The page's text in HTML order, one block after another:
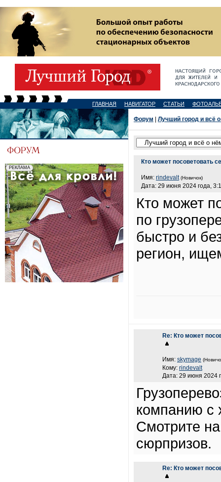
ГЛАВНАЯ НАВИГАТОР СТАТЬИ
Форум Лучший город и всё
Кто может посоветовать
Имя: rindevalt (Новичок)
Дата: 29 июня 2024 года,
Кто может
по
быстро и
регион,
Re: Кто может
Имя: skymage
Кому: rindevalt
Дата: 29 июня 2024
компанию с
Смотрите
сюрпризов.
Re: Кто может